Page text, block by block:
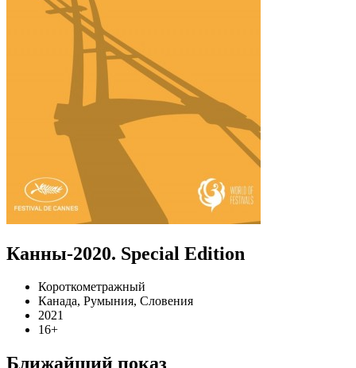
Канны-2020. Special Edition
Короткометражный
Канада, Румыния, Словения
2021
16+
Ближайший показ